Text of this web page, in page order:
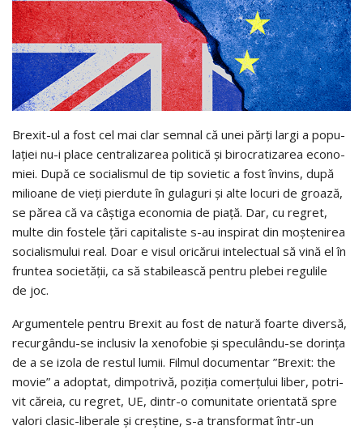
Brexit-ul a fost cel mai clar sem­nal că unei părţi largi a popu­
la­ţiei nu-i place cen­tra­li­za­rea poli­tică şi biro­cra­ti­za­rea eco­no­
miei. După ce soci­a­lis­mul de tip sovi­e­tic a fost învins, după
mili­oane de vieţi pier­dute în gula­guri şi alte locuri de groază,
se părea că va câş­tiga eco­no­mia de piaţă. Dar, cu regret,
multe din fos­tele ţări capi­ta­liste s-au inspi­rat din moş­te­ni­rea
soci­a­lis­mu­lui real. Doar e visul ori­că­rui inte­lec­tual să vină el în
frun­tea soci­e­tă­ţii, ca să sta­bi­lească pen­tru ple­bei regu­lile
de joc.
Argu­men­tele pen­tru Bre­xit au fost de natură foarte diversă,
recurgându-se inclu­siv la xeno­fo­bie şi speculându-se dorinţa
de a se izola de res­tul lumii. Fil­mul docu­men­tar ”Bre­xit: the
movie” a adop­tat, dim­po­trivă, pozi­ţia come­rţu­lui liber, potri­
vit căreia, cu regret, UE, dintr-o comu­ni­tate orien­tată spre
valori clasic-liberale şi cre­ş­tine, s-a trans­for­mat într-un